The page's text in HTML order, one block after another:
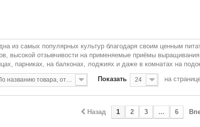
из самых популярных культур благодаря своим ценным
высокой отзывчивости на применяемые приёмы
парниках, на балконах, лоджиях и даже в комнатах на
По названию товара, от А до Я Показать 24 на
Назад 1 2 3 ... 6